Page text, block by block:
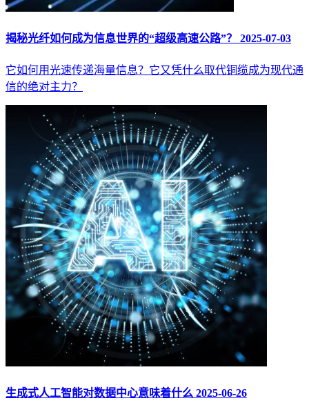
揭秘光纤如何成为信息世界的“超级高速公路”？ 2025-07-03
它如何用光速传递海量信息？它又凭什么取代铜缆成为现代通
信的绝对主力？
生成式人工智能对数据中心意味着什么 2025-06-26